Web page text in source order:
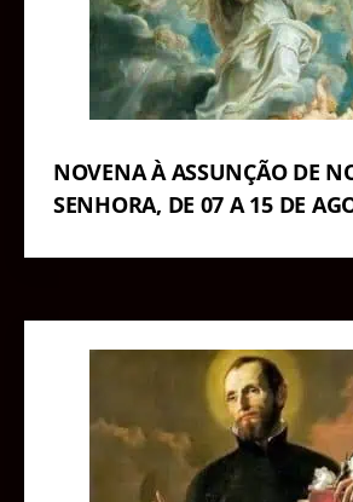
NOVENA À ASSUNÇÃO DE
SENHORA, DE 07 A 15 DE